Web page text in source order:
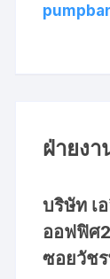
ฝ่ายง
บริษัท เ
ออฟฟิศ
ซอยวัช